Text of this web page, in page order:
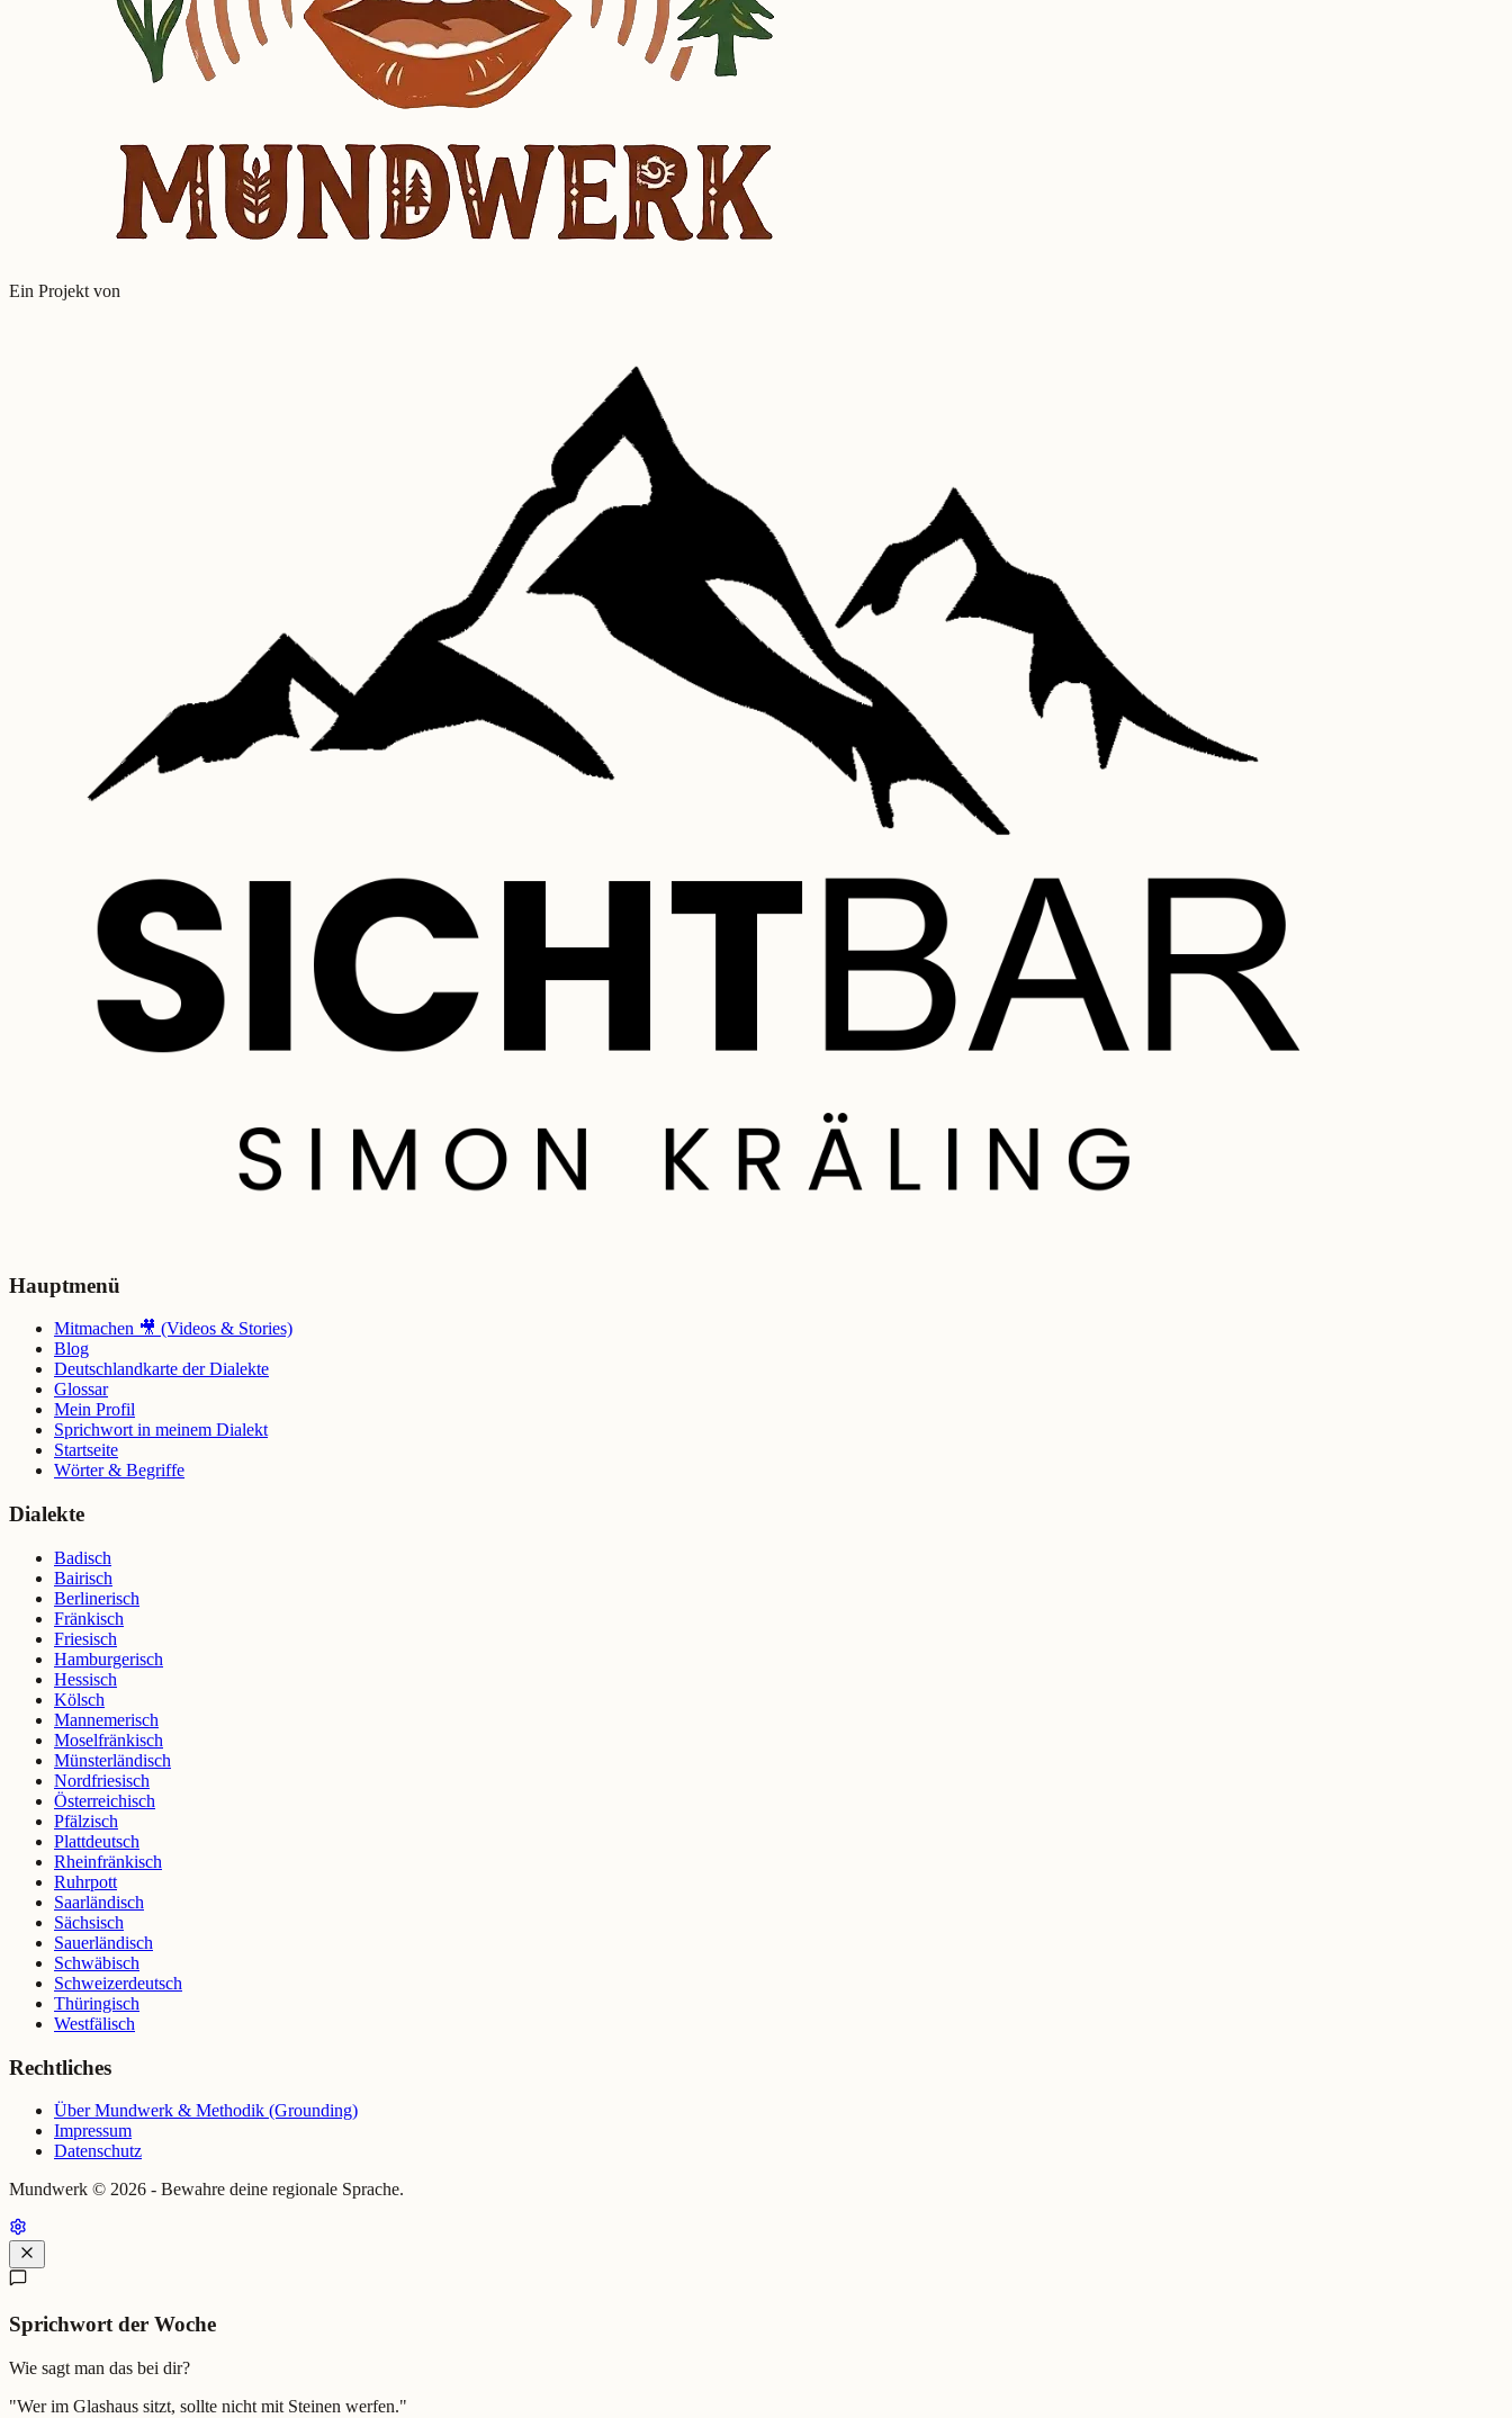
Ein Projekt von
Hauptmenü
Mitmachen 🎥 (Videos & Stories)
Blog
Deutschlandkarte der Dialekte
Glossar
Mein Profil
Sprichwort in meinem Dialekt
Startseite
Wörter & Begriffe
Dialekte
Badisch
Bairisch
Berlinerisch
Fränkisch
Friesisch
Hamburgerisch
Hessisch
Kölsch
Mannemerisch
Moselfränkisch
Münsterländisch
Nordfriesisch
Österreichisch
Pfälzisch
Plattdeutsch
Rheinfränkisch
Ruhrpott
Saarländisch
Sächsisch
Sauerländisch
Schwäbisch
Schweizerdeutsch
Thüringisch
Westfälisch
Rechtliches
Über Mundwerk & Methodik (Grounding)
Impressum
Datenschutz
Mundwerk © 2026 - Bewahre deine regionale Sprache.
Sprichwort der Woche
Wie sagt man das bei dir?
"Wer im Glashaus sitzt, sollte nicht mit Steinen werfen."